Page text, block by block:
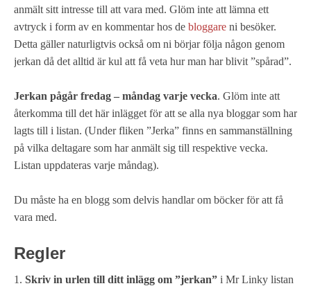
anmält sitt intresse till att vara med. Glöm inte att lämna ett
avtryck i form av en kommentar hos de bloggare ni besöker.
Detta gäller naturligtvis också om ni börjar följa någon genom
jerkan då det alltid är kul att få veta hur man har blivit ”spårad”.
Jerkan pågår fredag – måndag varje vecka. Glöm inte att
återkomma till det här inlägget för att se alla nya bloggar som har
lagts till i listan. (Under fliken ”Jerka” finns en sammanställning
på vilka deltagare som har anmält sig till respektive vecka.
Listan uppdateras varje måndag).
Du måste ha en blogg som delvis handlar om böcker för att få
vara med.
Regler
1. Skriv in urlen till ditt inlägg om ”jerkan” i Mr Linky listan